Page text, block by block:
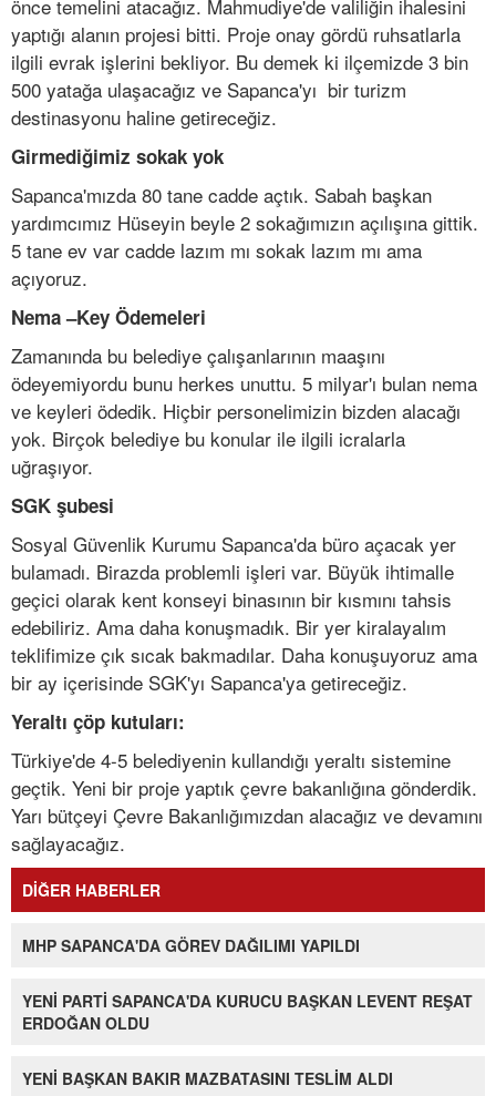
önce temelini atacağız. Mahmudiye'de valiliğin ihalesini
yaptığı alanın projesi bitti. Proje onay gördü ruhsatlarla
ilgili evrak işlerini bekliyor. Bu demek ki ilçemizde 3 bin
500 yatağa ulaşacağız ve Sapanca'yı bir turizm
destinasyonu haline getireceğiz.
Girmediğimiz sokak yok
Sapanca'mızda 80 tane cadde açtık. Sabah başkan
yardımcımız Hüseyin beyle 2 sokağımızın açılışına gittik.
5 tane ev var cadde lazım mı sokak lazım mı ama
açıyoruz.
Nema –Key Ödemeleri
Zamanında bu belediye çalışanlarının maaşını
ödeyemiyordu bunu herkes unuttu. 5 milyar'ı bulan nema
ve keyleri ödedik. Hiçbir personelimizin bizden alacağı
yok. Birçok belediye bu konular ile ilgili icralarla
uğraşıyor.
SGK şubesi
Sosyal Güvenlik Kurumu Sapanca'da büro açacak yer
bulamadı. Birazda problemli işleri var. Büyük ihtimalle
geçici olarak kent konseyi binasının bir kısmını tahsis
edebiliriz. Ama daha konuşmadık. Bir yer kiralayalım
teklifimize çık sıcak bakmadılar. Daha konuşuyoruz ama
bir ay içerisinde SGK'yı Sapanca'ya getireceğiz.
Yeraltı çöp kutuları:
Türkiye'de 4-5 belediyenin kullandığı yeraltı sistemine
geçtik. Yeni bir proje yaptık çevre bakanlığına gönderdik.
Yarı bütçeyi Çevre Bakanlığımızdan alacağız ve devamını
sağlayacağız.
DİĞER HABERLER
MHP SAPANCA'DA GÖREV DAĞILIMI YAPILDI
YENİ PARTİ SAPANCA'DA KURUCU BAŞKAN LEVENT REŞAT
ERDOĞAN OLDU
YENİ BAŞKAN BAKIR MAZBATASINI TESLİM ALDI